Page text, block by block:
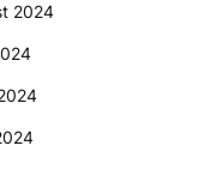
2024